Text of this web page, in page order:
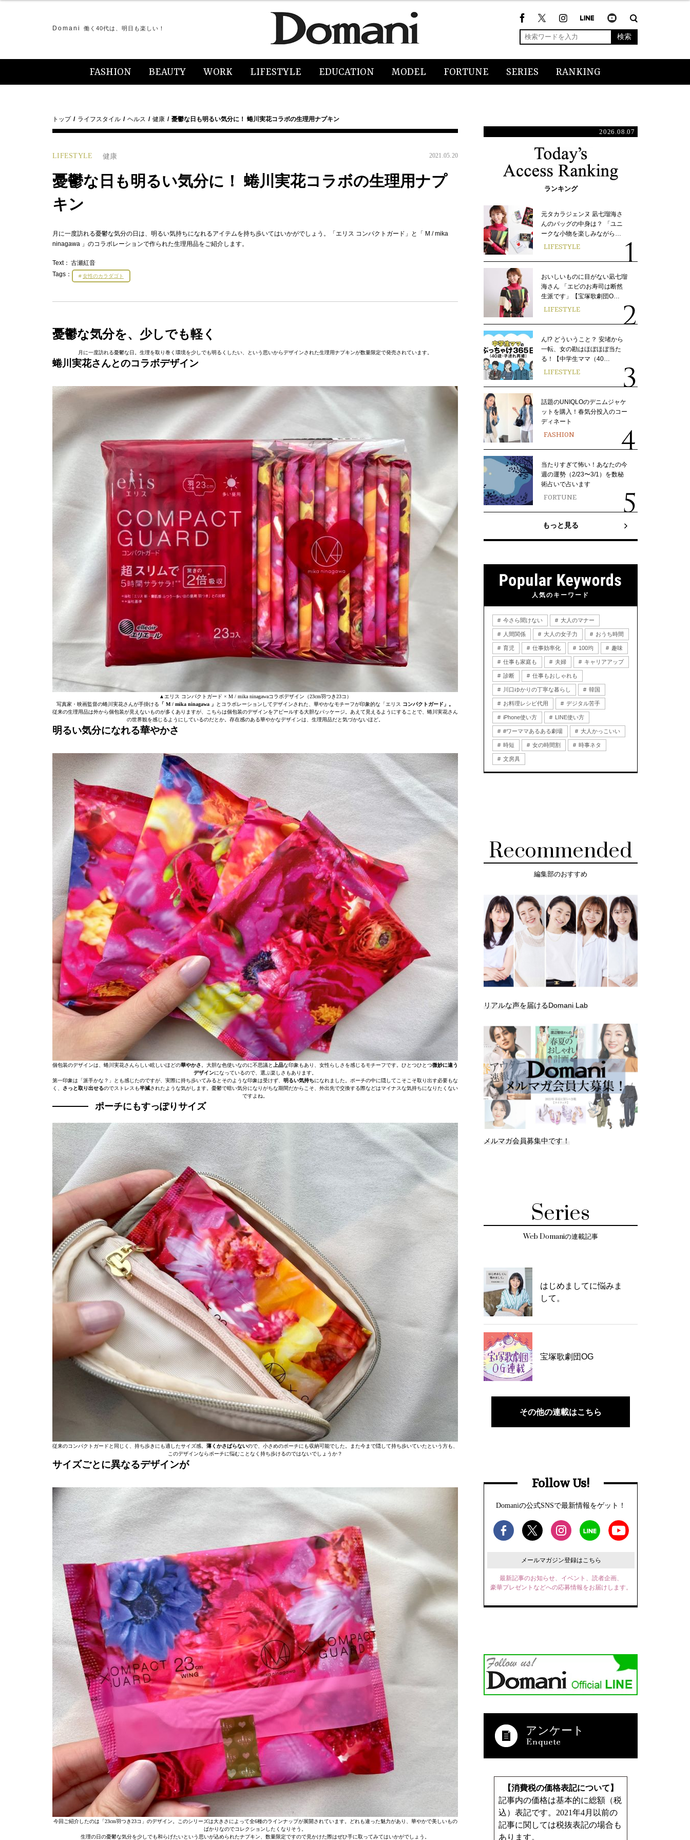
Domani 働く40代は、明日も楽しい！
検索
FASHION BEAUTY WORK LIFESTYLE EDUCATION MODEL FORTUNE SERIES RANKING
トップ ライフスタイル ヘルス 健康 憂鬱な日も明るい気分に！ 蜷川実花コラボの生理用ナプキン
LIFESTYLE 健康 2021.05.20
憂鬱な日も明るい気分に！ 蜷川実花コラボの生理用ナプ
キン
月に一度訪れる憂鬱な気分の日は、明るい気持ちになれるアイテムを持ち歩いてはいかがでしょう。「エリス コンパクトガード」と「 M / mika
ninagawa 」のコラボレーションで作られた生理用品をご紹介します。
Text： 古瀬紅音
Tags：
女性のカラダゴト
憂鬱な気分を、少しでも軽く
月に一度訪れる憂鬱な日。生理を取り巻く環境を少しでも明るくしたい、という思いからデザインされた生理用ナプキンが数量限定で発売されています。
蜷川実花さんとのコラボデザイン
▲エリス コンパクトガード × M / mika ninagawaコラボデザイン（23cm羽つき23コ）
写真家・映画監督の蜷川実花さんが手掛ける 「 M / mika ninagawa 」 とコラボレーションしてデザインされた、華やかなモチーフが印象的な「エリス コンパクトガード」。
従来の生理用品は外から個包装が見えないものが多くありますが、こちらは個包装のデザインをアピールする大胆なパッケージ。あえて見えるようにすることで、蜷川実花さん
の世界観を感じるようにしているのだとか。存在感のある華やかなデザインは、生理用品だと気づかないほど。
明るい気分になれる華やかさ
個包装のデザインは、蜷川実花さんらしい眩しいほどの華やかさ 。大胆な色使いなのに不思議と 上品な印象もあり、女性らしさを感じるモチーフです。ひとつひとつ微妙に違う
デザインになっているので、選ぶ楽しさもあります。
第一印象は「派手かな？」とも感じたのですが、実際に持ち歩いてみるとそのような印象は受けず、 明るい気持ちになれました。ポーチの中に隠してこそこそ取り出す必要もな
く、 さっと取り出せるのでストレスも半減されたような気がします。憂鬱で暗い気分になりがちな期間だからこそ、外出先で交換する際などはマイナスな気持ちになりたくない
ですよね。
ポーチにもすっぽりサイズ
従来のコンパクトガードと同じく、持ち歩きにも適したサイズ感。 薄くかさばらないので、小さめのポーチにも収納可能でした。また今まで隠して持ち歩いていたという方も、
このデザインならポーチに悩むことなく持ち歩けるのではないでしょうか？
サイズごとに異なるデザインが
今回ご紹介したのは「23cm羽つき23コ」のデザイン。このシリーズは大きさによって全6種のラインナップが展開されています。どれも違った魅力があり、華やかで美しいもの
ばかりなのでコレクションしたくなりそう。
生理の日の憂鬱な気分を少しでも和らげたいという思いが込められたナプキン、数量限定ですので見かけた際はぜひ手に取ってみてはいかがでしょう。
2026.08.07
ランキング
元タカラジェンヌ 凪七瑠海さ
んのバッグの中身は？ 「ユニ
ークな小物を楽しみながら…
LIFESTYLE
おいしいものに目がない凪七瑠
海さん 「エビのお寿司は断然
生派です」【宝塚歌劇団O…
LIFESTYLE
ん!? どういうこと？ 安堵から
一転、女の勘はほぼほぼ当た
る！【中学生ママ（40…
LIFESTYLE
話題のUNIQLOのデニムジャケ
ットを購入！春気分投入のコー
ディネート
FASHION
当たりすぎて怖い！あなたの今
週の運勢（2/23〜3/1）を数秘
術占いで占います
FORTUNE
もっと見る
人気のキーワード
今さら聞けない 大人のマナー
人間関係 大人の女子力 おうち時間
育児 仕事効率化 100均 趣味
仕事も家庭も 夫婦 キャリアアップ
診断 仕事もおしゃれも
川口ゆかりの丁寧な暮らし 韓国
お料理レシピ代用 デジタル苦手
iPhone使い方 LINE使い方
#ワーママあるある劇場 大人かっこいい
時短 女の時間割 時事ネタ
文房具
Recommended
編集部のおすすめ
リアルな声を届けるDomani Lab
メルマガ会員募集中です！
Series
Web Domaniの連載記事
はじめましてに悩みま
して。
宝塚歌劇団OG
その他の連載はこちら
Follow Us!
Domaniの公式SNSで最新情報をゲット！
メールマガジン登録はこちら
最新記事のお知らせ、イベント、読者企画、
豪華プレゼントなどへの応募情報をお届けします。
アンケート
【消費税の価格表記について】
記事内の価格は基本的に総額（税
込）表記です。2021年4月以前の
記事に関しては税抜表記の場合も
あります。